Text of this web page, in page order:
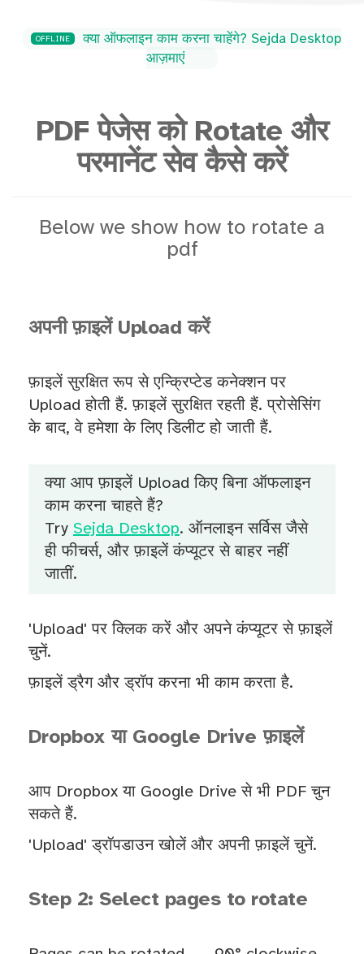
OFFLINE
क्या ऑफलाइन काम करना चाहेंगे? Sejda Desktop
आज़माएं
PDF पेजेस को Rotate और
परमानेंट सेव कैसे करें
Below we show how to rotate a
pdf
अपनी फ़ाइलें Upload करें
फ़ाइलें सुरक्षित रूप से एन्क्रिप्टेड कनेक्शन पर
Upload होती हैं. फ़ाइलें सुरक्षित रहती हैं. प्रोसेसिंग
के बाद, वे हमेशा के लिए डिलीट हो जाती हैं.
क्या आप फ़ाइलें Upload किए बिना ऑफलाइन
काम करना चाहते हैं?
Try Sejda Desktop. ऑनलाइन सर्विस जैसे
ही फीचर्स, और फ़ाइलें कंप्यूटर से बाहर नहीं
जातीं.
'Upload' पर क्लिक करें और अपने कंप्यूटर से फ़ाइलें
चुनें.
फ़ाइलें ड्रैग और ड्रॉप करना भी काम करता है.
Dropbox या Google Drive फ़ाइलें
आप Dropbox या Google Drive से भी PDF चुन
सकते हैं.
'Upload' ड्रॉपडाउन खोलें और अपनी फ़ाइलें चुनें.
Step 2: Select pages to rotate